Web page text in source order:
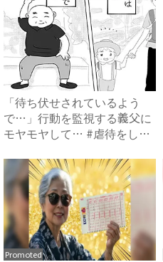
「待ち伏せされているよう
で…」行動を監視する義父に
モヤモヤして… #虐待をして
Promoted